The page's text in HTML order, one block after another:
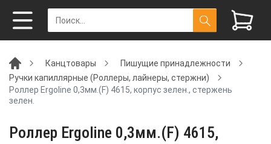
Канцтовары
Пишущие принадлежности
Ручки капиллярные (Роллеры, лайнеры, стержни)
Роллер Ergoline 0,3мм.(F) 4615, корпус зелен., стержень
зелен.
Роллер Ergoline 0,3мм.(F) 4615,